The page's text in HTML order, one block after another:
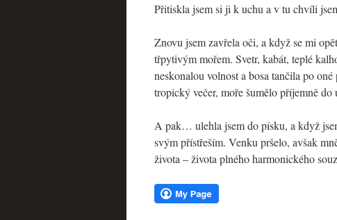
Přitiskla jsem si ji k uchu a v tu chvíli
Znovu jsem zavřela oči, a když se mi
třpytivým mořem. Svetr, kabát, teplé
neskonalou volnost a bosa tančila po
tropický večer, moře šumělo příjemně
A pak… ulehla jsem do písku, a když
svým přístřeším. Venku pršelo, avšak
života – života plného harmonického